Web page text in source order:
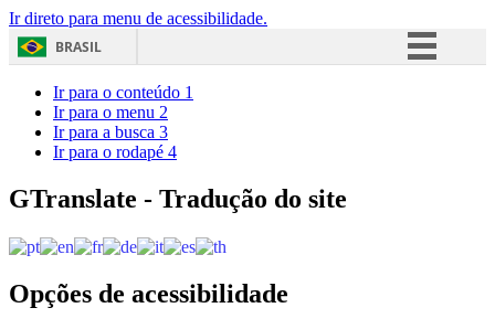
Ir direto para menu de acessibilidade.
BRASIL
Acesso à informação
Ir para o conteúdo 1
Ir para o menu 2
Ir para a busca 3
Ir para o rodapé 4
GTranslate - Tradução do site
Opções de acessibilidade